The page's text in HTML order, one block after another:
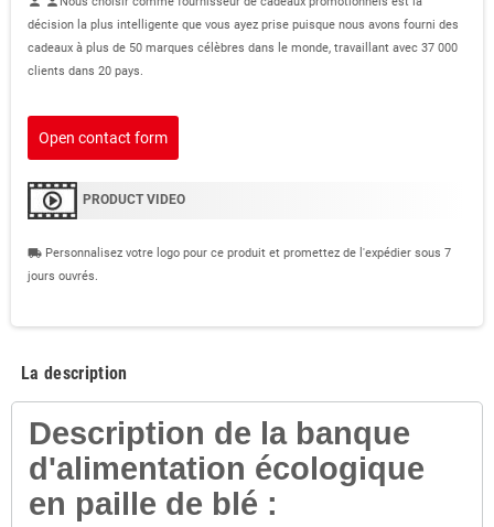
décision la plus intelligente que vous ayez prise puisque nous avons fourni des
cadeaux à plus de 50 marques célèbres dans le monde, travaillant avec 37 000
clients dans 20 pays.
Open contact form
PRODUCT VIDEO
local_shipping Personnalisez votre logo pour ce produit et promettez de l'expédier sous 7
jours ouvrés.
La description
Description de la banque
d'alimentation écologique
en paille de blé :